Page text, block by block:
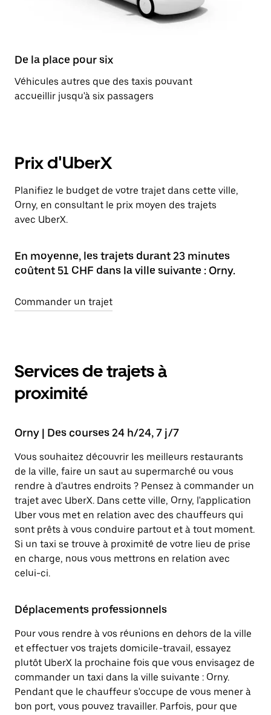
De la place pour six
Véhicules autres que des taxis pouvant
accueillir jusqu'à six passagers
Prix d'UberX
Planifiez le budget de votre trajet dans cette ville,
Orny, en consultant le prix moyen des trajets
avec UberX.
En moyenne, les trajets durant 23 minutes
coûtent 51 CHF dans la ville suivante : Orny.
Commander un trajet
Services de trajets à
proximité
Orny | Des courses 24 h/24, 7 j/7
Vous souhaitez découvrir les meilleurs restaurants
de la ville, faire un saut au supermarché ou vous
rendre à d'autres endroits ? Pensez à commander un
trajet avec UberX. Dans cette ville, Orny, l'application
Uber vous met en relation avec des chauffeurs qui
sont prêts à vous conduire partout et à tout moment.
Si un taxi se trouve à proximité de votre lieu de prise
en charge, nous vous mettrons en relation avec
celui-ci.
Déplacements professionnels
Pour vous rendre à vos réunions en dehors de la ville
et effectuer vos trajets domicile-travail, essayez
plutôt UberX la prochaine fois que vous envisagez de
commander un taxi dans la ville suivante : Orny.
Pendant que le chauffeur s'occupe de vous mener à
bon port, vous pouvez travailler. Parfois, pour que